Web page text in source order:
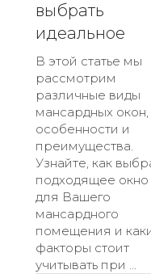
выбрать
идеальное
В этой статье мы
рассмотрим
различные виды
мансардных окон,
особенности и
преимущества.
Узнайте, как
подходящее окно
для Вашего
мансардного
помещения и
факторы стоит
учитывать при ...